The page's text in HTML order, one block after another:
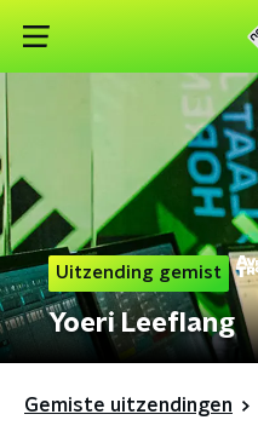
Uitzending gemist
Yoeri Leeflang
Gemiste uitzendingen